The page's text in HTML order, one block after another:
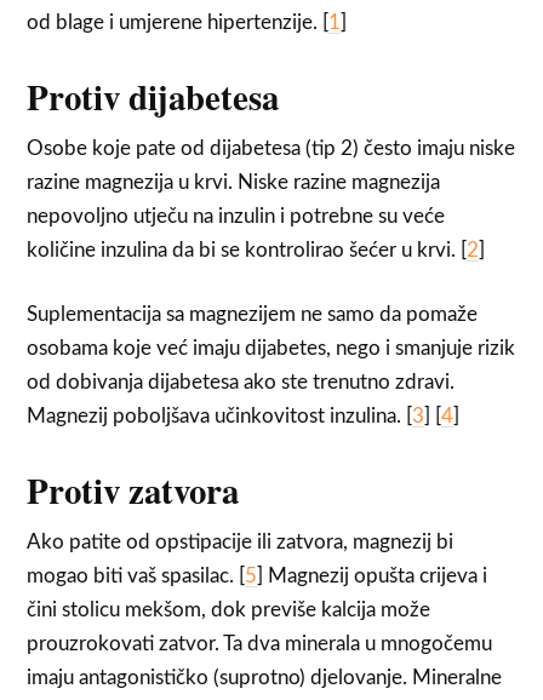
od blage i umjerene hipertenzije. [ 1
Protiv dijabetesa
Osobe koje pate od dijabetesa (tip 2) često imaju niske
razine magnezija u krvi. Niske razine magnezija
nepovoljno utječu na inzulin i potrebne su veće
količine inzulina da bi se kontrolirao šećer u krvi. [ 2
Suplementacija sa magnezijem ne samo da pomaže
osobama koje već imaju dijabetes, nego i smanjuje rizik
od dobivanja dijabetesa ako ste trenutno zdravi.
Magnezij poboljšava učinkovitost inzulina. [ 3 ] [4
Protiv zatvora
Ako patite od opstipacije ili zatvora, magnezij bi
mogao biti vaš spasilac. [ 5 ] Magnezij opušta crijeva i
čini stolicu mekšom, dok previše kalcija može
prouzrokovati zatvor. Ta dva minerala u mnogočemu
imaju antagonističko (suprotno) djelovanje. Mineralne